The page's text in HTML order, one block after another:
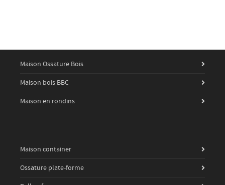
Maison Ossature Bois
Maison bois BBC
Maison en rondins
Maison container
Ossature plate-forme